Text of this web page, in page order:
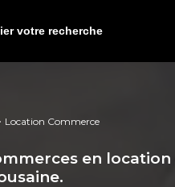
votre recherche
Location Commerce
en location